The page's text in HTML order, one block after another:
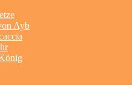
Ayb